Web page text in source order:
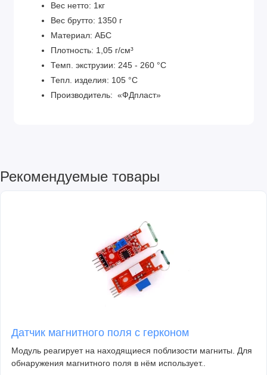
Вес нетто: 1кг
Вес брутто: 1350 г
Материал: АБС
Плотность: 1,05 г/см³
Темп. экструзии: 245 - 260 °С
Тепл. изделия: 105 °C
Производитель: «ФДпласт»
Рекомендуемые товары
Датчик магнитного поля с герконом
Модуль реагирует на находящиеся поблизости магниты. Для
обнаружения магнитного поля в нём использует..